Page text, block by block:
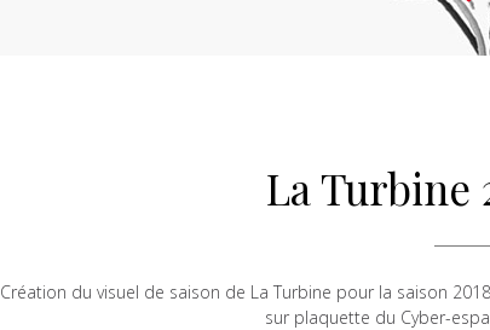
La Turbine
Création du visuel de saison de La Turbine pour la saison
sur plaquette du Cyber-